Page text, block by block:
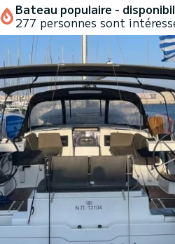
Bateau populaire -
277 personnes sont